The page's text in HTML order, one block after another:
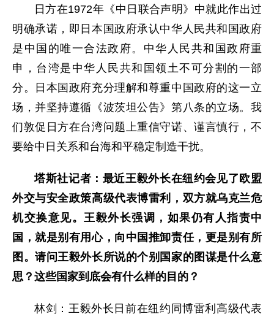
日方在1972年《中日联合声明》中就此作出过
明确承诺，即日本国政府承认中华人民共和国政府
是中国的唯一合法政府。中华人民共和国政府重
申，台湾是中华人民共和国领土不可分割的一部
分。日本国政府充分理解和尊重中国政府的这一立
场，并坚持遵循《波茨坦公告》第八条的立场。 我
们敦促日方在台湾问题上重信守诺、谨言慎行，不
要给中日关系和台海和平稳定制造干扰。
塔斯社记者：最近王毅外长在纽约会见了欧盟
外交与安全政策高级代表博雷利，双方就乌克兰危
机交换意见。王毅外长强调，如果仍有人指责中
国，就是别有用心，向中国推卸责任，更是别有所
图。请问王毅外长所说的个别国家的图谋是什么意
思？这些国家到底会有什么样的目的？
林剑：王毅外长日前在纽约同博雷利高级代表